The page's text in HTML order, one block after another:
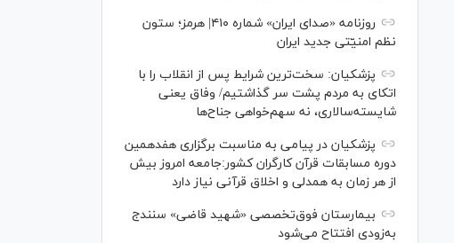
روزنامه «صدای ایران» شماره ۴۱۰| هرمز؛ ستون
نظم امنیّتی جدید ایران
پزشکیان: سخت‌ترین شرایط پس از انقلاب را با
اتکای به مردم پشت سر گذاشتیم/ وفاق یعنی
شایسته‌سالاری، نه سهم‌خواهی جناح‌ها
پزشکیان در پیامی به مناسبت برگزاری هفدهمین
دوره مسابقات قرآن کارگران کشور:جامعه امروز بیش
از هر زمان به همدلی و اخلاق قرآنی نیاز دارد
بیمارستان فوق‌تخصصی «شهید قاضی» سنندج
به‌زودی افتتاح می‌شود